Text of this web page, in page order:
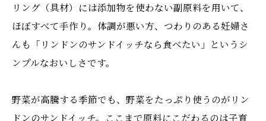
リング（具材）には添加物を使わない副原料を用いて、
ほぼすべて手作り。体調が悪い方、つわりのある妊婦さ
んも「リンドンのサンドイッチなら食べたい」というシ
ンプルなおいしさです。
野菜が高騰する季節でも、野菜をたっぷり使うのがリン
ドンのサンドイッチ。ここまで原料にこだわるのは子育